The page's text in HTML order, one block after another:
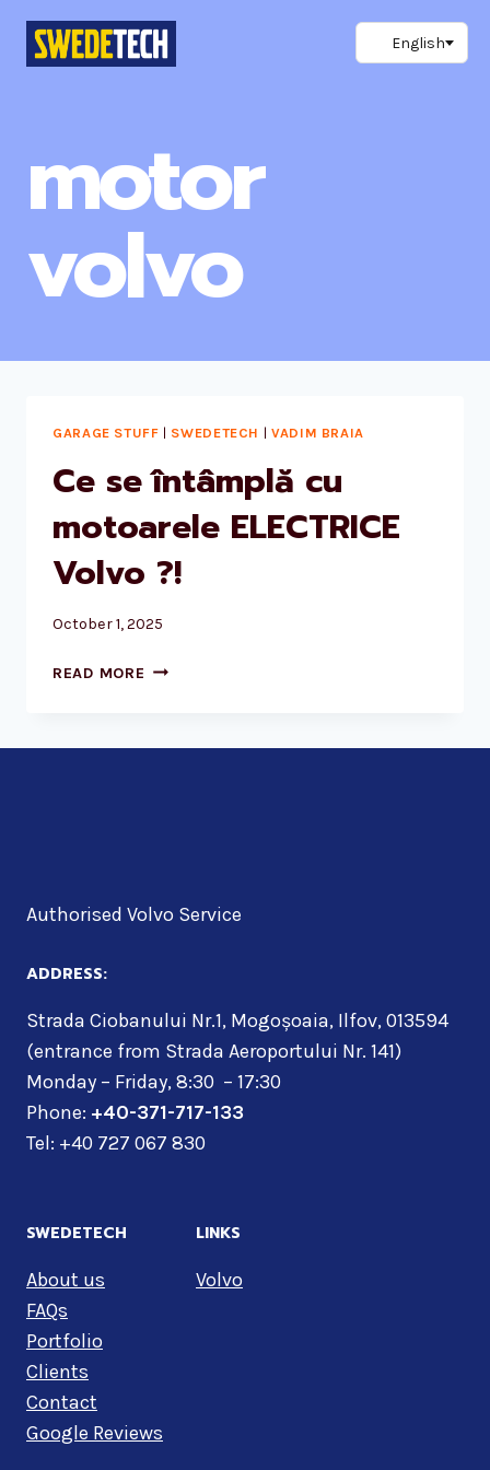
Skip
motor
volvo
GARAGE STUFF | SWEDETECH |VADIM BRAIA
Ce se întâmplă cu
motoarele ELECTRICE
Volvo ?!
October 1, 2025
READ MORE CE
CU
Authorised Volvo Service
ADDRESS:
Strada Ciobanului Nr.1, Mogoșoaia, Ilfov, 013594
(entrance from Strada Aeroportului Nr. 141)
Monday – Friday, 8:30 – 17:30
Phone: +40-371-717-133
Tel: +40 727 067 830
SWEDETECH
About us
FAQs
Portfolio
Clients
Contact
Google Reviews
LINKS
Volvo